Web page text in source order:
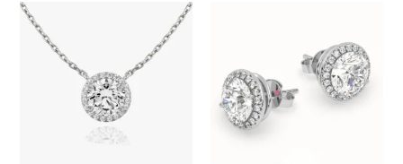
Price
range:
2650,00 €
through
through
14290,00